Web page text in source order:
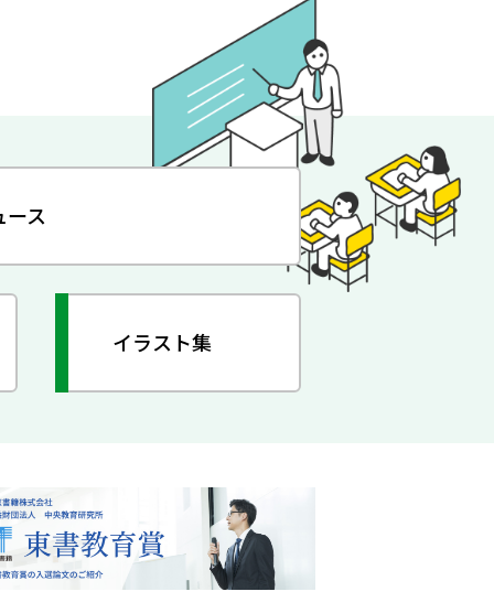
ース
イラスト集